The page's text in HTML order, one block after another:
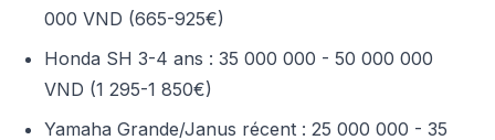
000 VND (665-925€)
Honda SH 3-4 ans : 35 000 000 - 50 000 000
VND (1 295-1 850€)
Yamaha Grande/Janus récent : 25 000 000 - 35